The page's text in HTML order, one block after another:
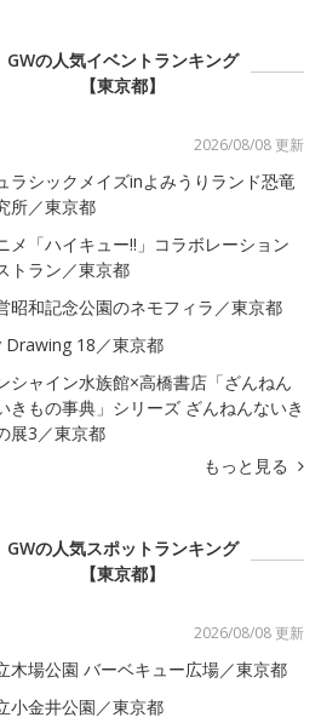
GWの人気イベントランキング
【東京都】
2026/08/08 更新
ラシックメイズinよみうりランド恐竜
所／東京都
メ「ハイキュー!!」コラボレーション
トラン／東京都
昭和記念公園のネモフィラ／東京都
Drawing 18／東京都
シャイン水族館×高橋書店「ざんねん
きもの事典」シリーズ ざんねんないき
展3／東京都
もっと見る
GWの人気スポットランキング
【東京都】
2026/08/08 更新
木場公園 バーベキュー広場／東京都
小金井公園／東京都